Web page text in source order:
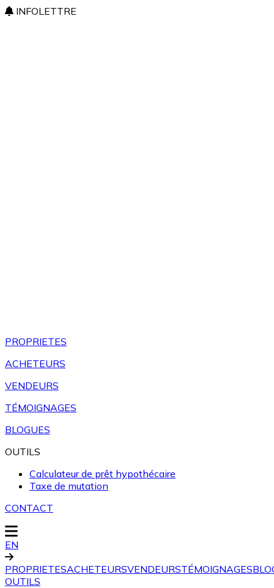
INFOLETTRE
PROPRIETES
ACHETEURS
VENDEURS
TÉMOIGNAGES
BLOGUES
OUTILS
Calculateur de prêt hypothécaire
Taxe de mutation
CONTACT
EN
PROPRIETESACHETEURSVENDEURSTÉMOIGNAGES
OUTILS